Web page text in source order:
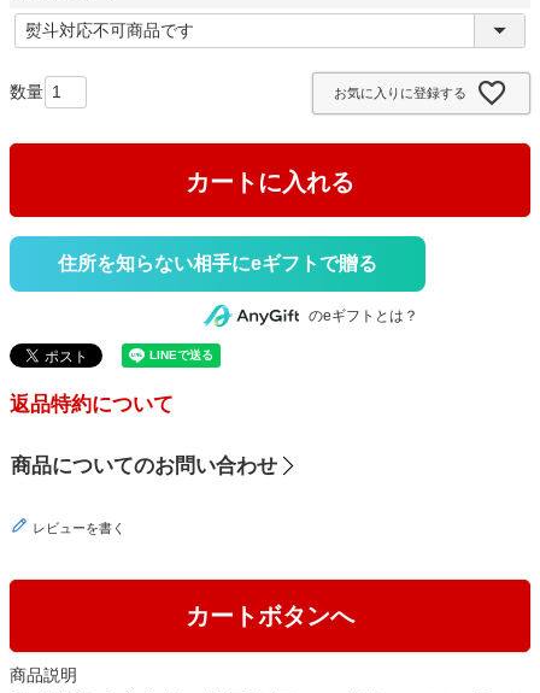
カートボタンへ
商品説明
)
(
必
お気に入りに登録する
カートに入れる
住所を知らない相手にeギフトで贈る
のeギフトとは？
返品特約について
商品についてのお問い合わせ
レビューを書く